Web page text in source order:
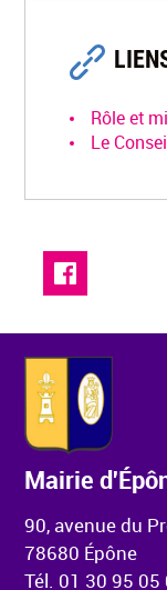
Rôle et
Le
Mairie
90, avenue du
78680 Épône
Tél. 01 30 95 05